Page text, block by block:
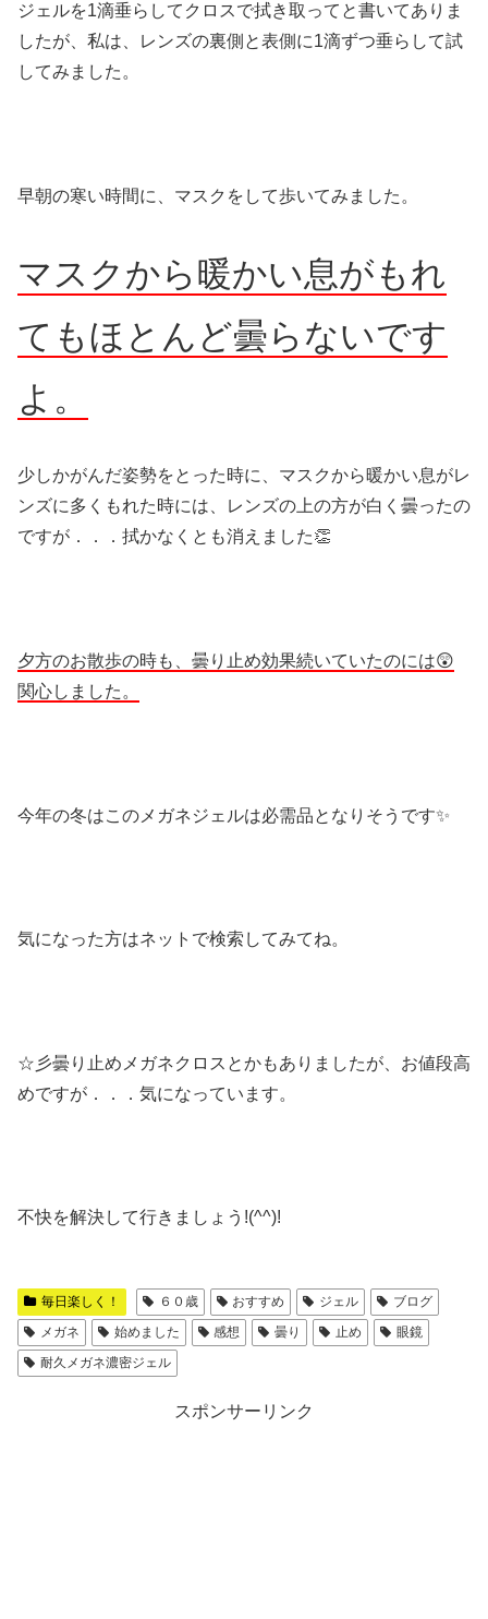
ジェルを1滴垂らしてクロスで拭き取ってと書いてありま
したが、私は、レンズの裏側と表側に1滴ずつ垂らして試
してみました。
早朝の寒い時間に、マスクをして歩いてみました。
マスクから暖かい息がもれ
てもほとんど曇らないです
よ。
少しかがんだ姿勢をとった時に、マスクから暖かい息がレ
ンズに多くもれた時には、レンズの上の方が白く曇ったの
ですが．．．拭かなくとも消えました👏
夕方のお散歩の時も、曇り止め効果続いていたのには😲
関心しました。
今年の冬はこのメガネジェルは必需品となりそうです✨
気になった方はネットで検索してみてね。
☆彡曇り止めメガネクロスとかもありましたが、お値段高
めですが．．．気になっています。
不快を解決して行きましょう!(^^)!
毎日楽しく！ ６０歳 おすすめ ジェル
ブログ
メガネ
始めました 感想 曇り 止め
眼鏡
耐久メガネ濃密ジェル
スポンサーリンク